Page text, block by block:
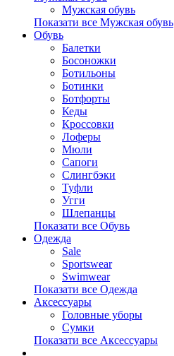
Мужская обувь
Показати все Мужская обувь
Обувь
Балетки
Босоножки
Ботильоны
Ботинки
Ботфорты
Кеды
Кроссовки
Лоферы
Мюли
Сапоги
Слингбэки
Туфли
Угги
Шлепанцы
Показати все Обувь
Одежда
Sale
Sportswear
Swimwear
Показати все Одежда
Аксессуары
Головные уборы
Сумки
Показати все Аксессуары